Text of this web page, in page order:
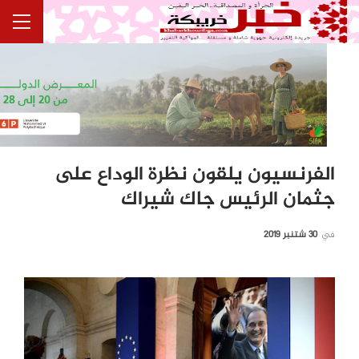
الفرنسيون يلقون نظرة الوداع على
جثمان الرئيس جاك شيراك
في 30 شتنبر 2019